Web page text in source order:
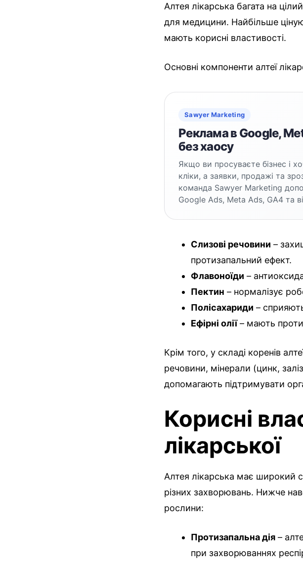
Алтея лікарська багата на
для медицини. Найбільше
мають корисні властивості.
Основні компоненти алтеї
Sawyer Marketing
Реклама в Google,
без хаосу
Якщо ви просуваєте бізнес і
кліки, а заявки, продажі та
команда Sawyer Marketing
Google Ads, Meta Ads, GA4 та
Слизові речовини –
протизапальний ефект.
Флавоноїди –
Пектин – нормалізує
Полісахариди –
Ефірні олії– мають
Крім того, у складі коренів
речовини, мінерали (цинк,
допомагають підтримувати
Корисні
лікарської
Алтея лікарська має широкий
різних захворювань. Нижче
рослини:
Протизапальна дія –
при захворюваннях